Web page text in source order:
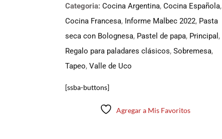
Categoria: Cocina Argentina, Cocina Española,
Cocina Francesa, Informe Malbec 2022, Pasta
seca con Bolognesa, Pastel de papa, Principal ,
Regalo para paladares clásicos, Sobremesa,
Tapeo, Valle de Uco
[ssba-buttons]
Agregar a Mis Favoritos